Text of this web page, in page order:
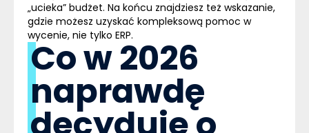
„ucieka” budżet. Na końcu znajdziesz też wskazanie,
gdzie możesz uzyskać kompleksową pomoc w
wycenie, nie tylko ERP.
Co w 2026
naprawdę